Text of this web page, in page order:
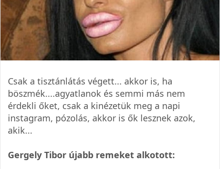
Csak a tisztánlátás végett... akkor is, ha
böszmék....agyatlanok és semmi más nem
érdekli őket, csak a kinézetük meg a napi
instagram, pózolás, akkor is ők lesznek azok,
akik...
Gergely Tibor újabb remeket alkotott: